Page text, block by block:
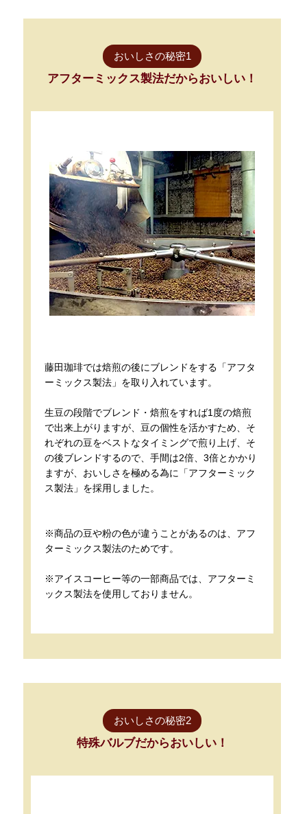
おいしさの秘密1
アフターミックス製法だからおいしい！
藤田珈琲では焙煎の後にブレンドをする「アフタ
ーミックス製法」を取り入れています。
生豆の段階でブレンド・焙煎をすれば1度の焙煎
で出来上がりますが、豆の個性を活かすため、そ
れぞれの豆をベストなタイミングで煎り上げ、そ
の後ブレンドするので、手間は2倍、3倍とかかり
ますが、おいしさを極める為に「アフターミック
ス製法」を採用しました。
※商品の豆や粉の色が違うことがあるのは、アフ
ターミックス製法のためです。
※アイスコーヒー等の一部商品では、アフターミ
ックス製法を使用しておりません。
おいしさの秘密2
特殊バルブだからおいしい！